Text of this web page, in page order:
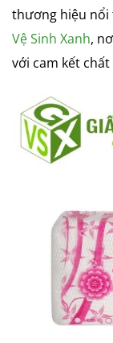
thương hiệu nổi
Vệ Sinh Xanh,
với cam kết